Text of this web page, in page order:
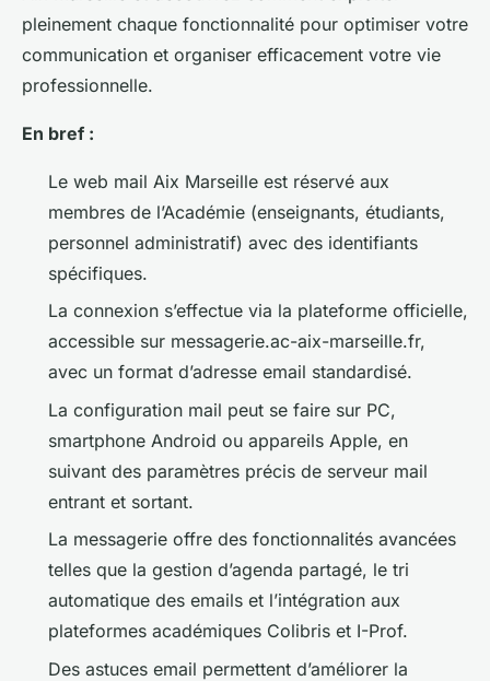
pleinement chaque fonctionnalité pour optimiser votre
communication et organiser efficacement votre vie
professionnelle.
En bref :
Le web mail Aix Marseille est réservé aux
membres de l’Académie (enseignants, étudiants,
personnel administratif) avec des identifiants
spécifiques.
La connexion s’effectue via la plateforme officielle,
accessible sur messagerie.ac-aix-marseille.fr,
avec un format d’adresse email standardisé.
La configuration mail peut se faire sur PC,
smartphone Android ou appareils Apple, en
suivant des paramètres précis de serveur mail
entrant et sortant.
La messagerie offre des fonctionnalités avancées
telles que la gestion d’agenda partagé, le tri
automatique des emails et l’intégration aux
plateformes académiques Colibris et I-Prof.
Des astuces email permettent d’améliorer la